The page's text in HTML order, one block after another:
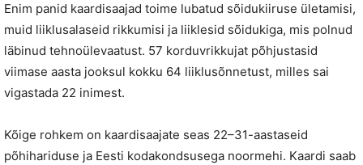
Enim panid kaardisaajad toime lubatud sõidukiiruse ületamisi,
muid liiklusalaseid rikkumisi ja liiklesid sõidukiga, mis polnud
läbinud tehnoülevaatust. 57 korduvrikkujat põhjustasid
viimase aasta jooksul kokku 64 liiklusõnnetust, milles sai
vigastada 22 inimest.
Kõige rohkem on kaardisaajate seas 22–31-aastaseid
põhihariduse ja Eesti kodakondsusega noormehi. Kaardi saab